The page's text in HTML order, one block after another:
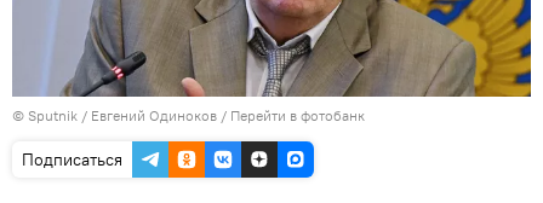
© Sputnik / Евгений Одиноков / Перейти в фотобанк
Подписаться